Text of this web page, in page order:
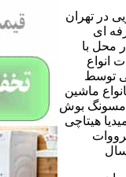
در تهران
ای
محل با
انواع
توسط
ماشین
بوش
هیتاچی